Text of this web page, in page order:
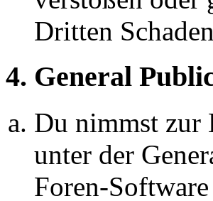
Dritten
4. General
Du nimmst zur
unter der
Foren-